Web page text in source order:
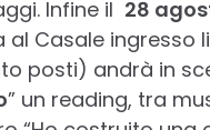
Infine il 28
al Casale ingresso
posti) andrà in
” un reading, tra